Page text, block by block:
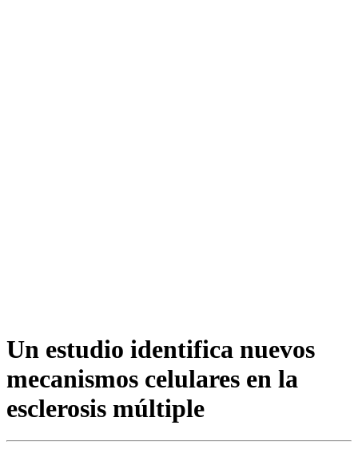
Un estudio identifica nuevos
mecanismos celulares en la
esclerosis múltiple